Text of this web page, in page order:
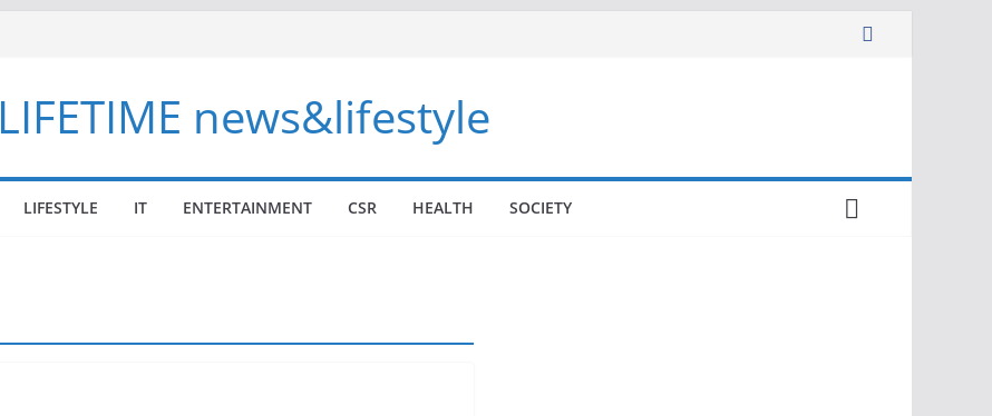
LIFETIME news&lifestyle
LIFESTYLE IT ENTERTAINMENT CSR HEALTH SOCIETY